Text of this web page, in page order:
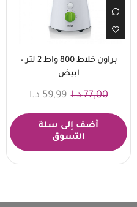
براون خلاط 800 واط 2 لتر –
ابيض
77,00 د.ا 59,99 د.ا
أضف إلى سلة
التسوق